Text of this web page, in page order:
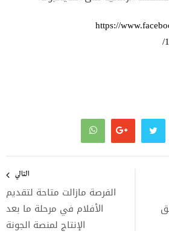
https://
التالي
الفرصة مازالت متاحة لتقديم
الأفلام في مرحلة ما بعد
الإنتاج لمنصة الجونة